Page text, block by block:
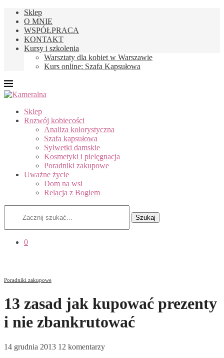
Sklep
O MNIE
WSPÓŁPRACA
KONTAKT
Kursy i szkolenia
Warsztaty dla kobiet w Warszawie
Kurs online: Szafa Kapsułowa
Sklep
Rozwój kobiecości
Analiza kolorystyczna
Szafa kapsułowa
Sylwetki damskie
Kosmetyki i pielęgnacja
Poradniki zakupowe
Uważne życie
Dom na wsi
Relacja z Bogiem
Szukaj
0
Poradniki zakupowe
13 zasad jak kupować prezenty
i nie zbankrutować
14 grudnia 2013 12 komentarzy